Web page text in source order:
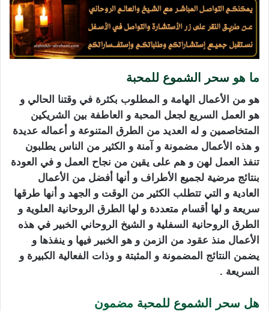
ما هو سحر الشموع للمحبة
هو من الأعمال الهامة و المطلوب بكثرة في وقتنا الحالي و
هو العمل السريع لجعل المحبة و العاطفة بين الشريكين
المتخاصمين و له العديد من الطرق المتنوعة و أعماله عديدة
و هذه الأعمال مضمونة و آمنة و الكثير من الناس يطلبون
تنفذ العمل لهن و هم على يقين من نجاح العمل و في العودة
بنتائج مرضية لجميع الأطراف و أنها أفضل من الأعمال
العادية و التي تتطلب الكثير من الوقت و الجهد و أنها طرقها
سريعة و لها أقسام متعددة و لها الطرق الروحانية العلوية و
الطرق الروحانية السفلية و الشيخ الروحاني الخبير في هذه
الأعمال منذ عقود من الزمن و هو الخبير فيها و ينفذها و
يضمن النتائج المضمونة و المثبتة و وذات الفعالية الكبيرة و
السريعة .
هل سحر الشموع للمحبة مضمون